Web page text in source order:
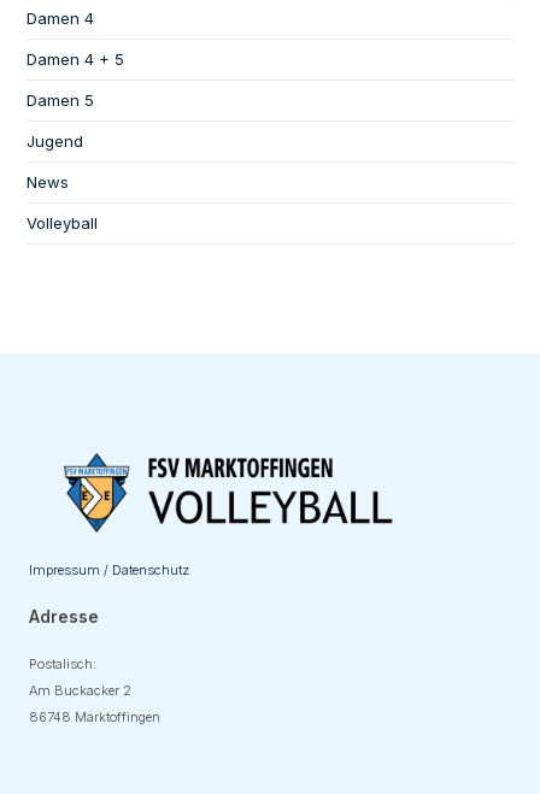
Damen 4
Damen 4 + 5
Damen 5
Jugend
News
Volleyball
Impressum / Datenschutz
Adresse
Postalisch:
Am Buckacker 2
86748 Marktoffingen